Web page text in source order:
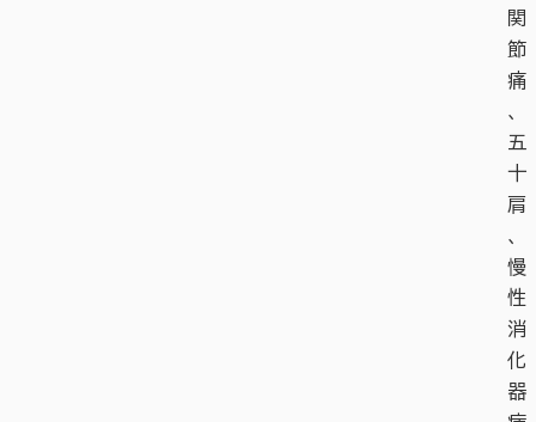
関
節
痛
、
五
十
肩
、
慢
性
消
化
器